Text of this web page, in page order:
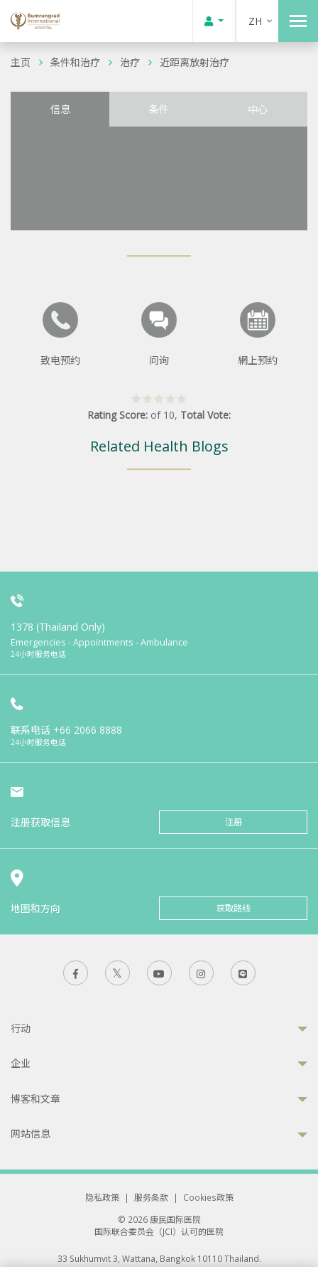
ZH
主页 条件和治疗 治疗 近距离放射治疗
信息 条件 中心
致电预约 问询 網上预约
Rating Score: of 10, Total Vote:
Related Health Blogs
1378 (Thailand Only)
Emergencies - Appointments - Ambulance
24小时服务电话
联系电话 +66 2066 8888
24小时服务电话
注册获取信息 注册
地图和方向 获取路线
行动
企业
博客和文章
网站信息
隐私政策 | 服务条款 |
Cookies政策
© 2026 康民国际医院
国际联合委员会（JCI）认可的医院
33 Sukhumvit 3, Wattana, Bangkok 10110 Thailand.
All rights reserved.